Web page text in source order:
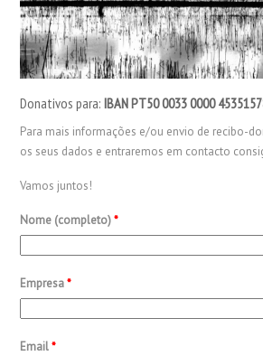
Donativos para:IBANPT50 0033 0000
Para mais informações e/ou envio de recibo-
os seus dados e entraremos em contacto
Vamos juntos!
Nome (completo)*
Empresa*
Email*